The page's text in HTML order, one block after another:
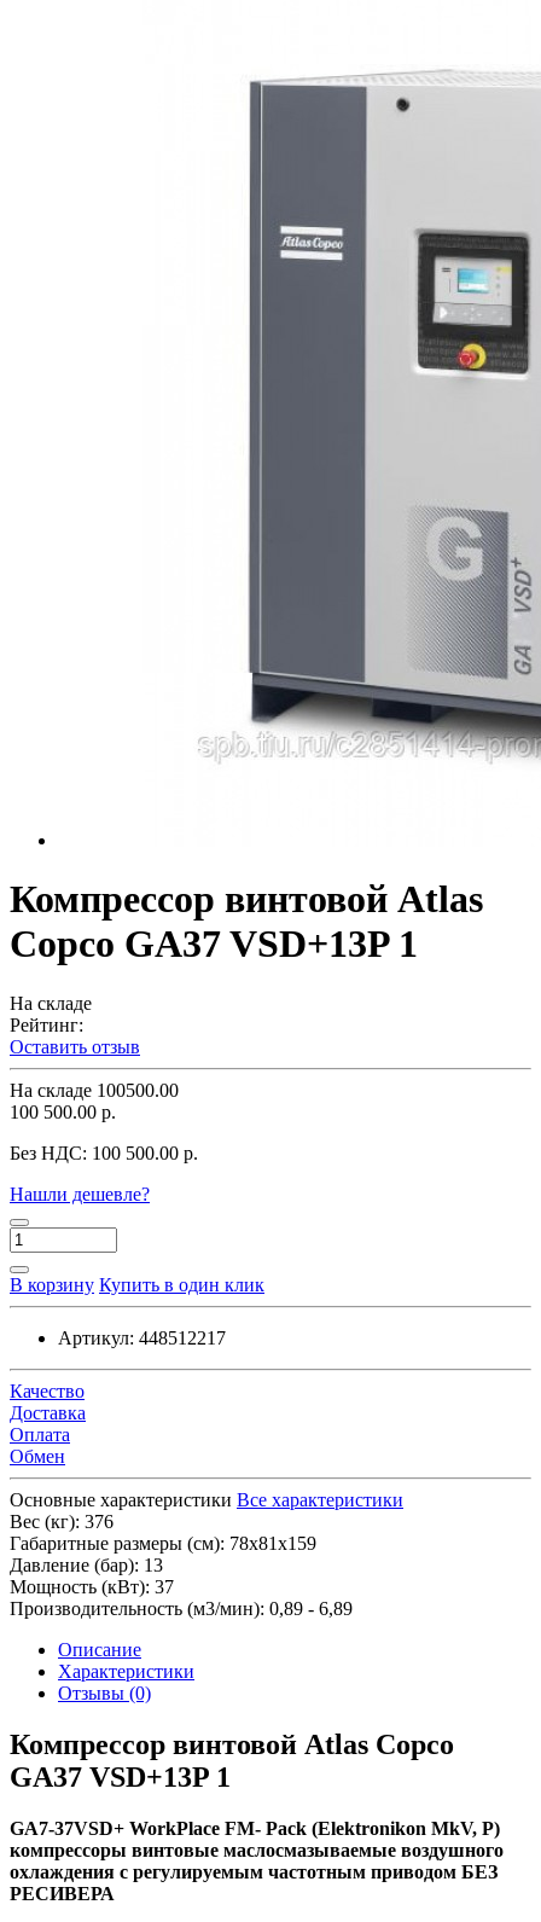
Компрессор винтовой Atlas
Copco GA37 VSD+13P 1
На складе
Рейтинг:
Оставить отзыв
На складе 100500.00
100 500.00 р.
Без НДС: 100 500.00 р.
Нашли дешевле?
В корзину Купить в один клик
Артикул: 448512217
Качество
Доставка
Оплата
Обмен
Основные характеристики Все характеристики
Вес (кг): 376
Габаритные размеры (см): 78х81х159
Давление (бар): 13
Мощность (кВт): 37
Производительность (м3/мин): 0,89 - 6,89
Описание
Характеристики
Отзывы (0)
Компрессор винтовой Atlas Copco
GA37 VSD+13P 1
GA7-37VSD+ WorkPlace FM- Pack (Elektronikon MkV, P)
компрессоры винтовые маслосмазываемые воздушного
охлаждения с регулируемым частотным приводом БЕЗ
РЕСИВЕРА